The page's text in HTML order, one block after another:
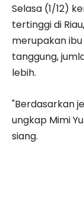
Selasa (1/12)
tertinggi di
merupakan
tanggung,
lebih.
"Berdasarkan
ungkap Mimi
siang.